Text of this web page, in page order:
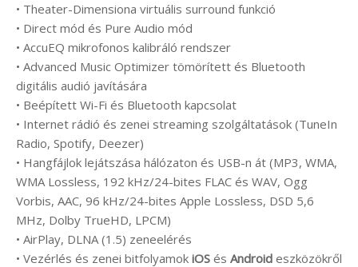
• Theater-Dimensiona virtuális surround funkció
• Direct mód és Pure Audio mód
• AccuEQ mikrofonos kalibráló rendszer
• Advanced Music Optimizer tömörített és Bluetooth
digitális audió javítására
• Beépített Wi-Fi és Bluetooth kapcsolat
• Internet rádió és zenei streaming szolgáltatások (TuneIn
Radio, Spotify, Deezer)
• Hangfájlok lejátszása hálózaton és USB-n át (MP3, WMA,
WMA Lossless, 192 kHz/24-bites FLAC és WAV, Ogg
Vorbis, AAC, 96 kHz/24-bites Apple Lossless, DSD 5,6
MHz, Dolby TrueHD, LPCM)
• AirPlay, DLNA (1.5) zeneelérés
• Vezérlés és zenei bitfolyamok iOS és Android eszközökről